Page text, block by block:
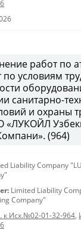
работ по
условиям
санитарно-
и охраны
«ЛУКОЙЛ
(964)
Liability Company
Limited Liability
Company"
к Исх.№02-01-32-964,